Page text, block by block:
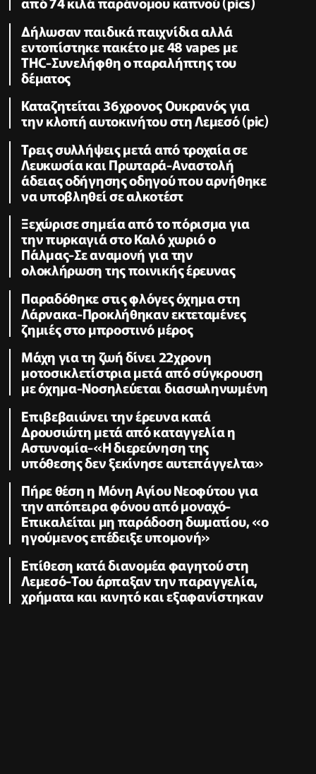
Δήλωσαν παιδικά παιχνίδια αλλά
εντοπίστηκε πακέτο με 48 vapes με
THC-Συνελήφθη ο παραλήπτης του
δέματος
Καταζητείται 36χρονος Ουκρανός για
την κλοπή αυτοκινήτου στη Λεμεσό (pic)
Τρεις συλλήψεις μετά από τροχαία σε
Λευκωσία και Πρωταρά-Αναστολή
άδειας οδήγησης οδηγού που αρνήθηκε
να υποβληθεί σε αλκοτέστ
Ξεχώρισε σημεία από το πόρισμα για
την πυρκαγιά στο Καλό χωριό ο
Πάλμας-Σε αναμονή για την
ολοκλήρωση της ποινικής έρευνας
Παραδόθηκε στις φλόγες όχημα στη
Λάρνακα-Προκλήθηκαν εκτεταμένες
ζημιές στο μπροστινό μέρος
Μάχη για τη ζωή δίνει 22χρονη
μοτοσικλετίστρια μετά από σύγκρουση
με όχημα-Νοσηλεύεται διασωληνωμένη
Επιβεβαιώνει την έρευνα κατά
Δρουσιώτη μετά από καταγγελία η
Αστυνομία-«Η διερεύνηση της
υπόθεσης δεν ξεκίνησε αυτεπάγγελτα»
Πήρε θέση η Μόνη Αγίου Νεοφύτου για
την απόπειρα φόνου από μοναχό-
Επικαλείται μη παράδοση δωματίου, «ο
ηγούμενος επέδειξε υπομονή»
Επίθεση κατά διανομέα φαγητού στη
Λεμεσό-Του άρπαξαν την παραγγελία,
χρήματα και κινητό και εξαφανίστηκαν